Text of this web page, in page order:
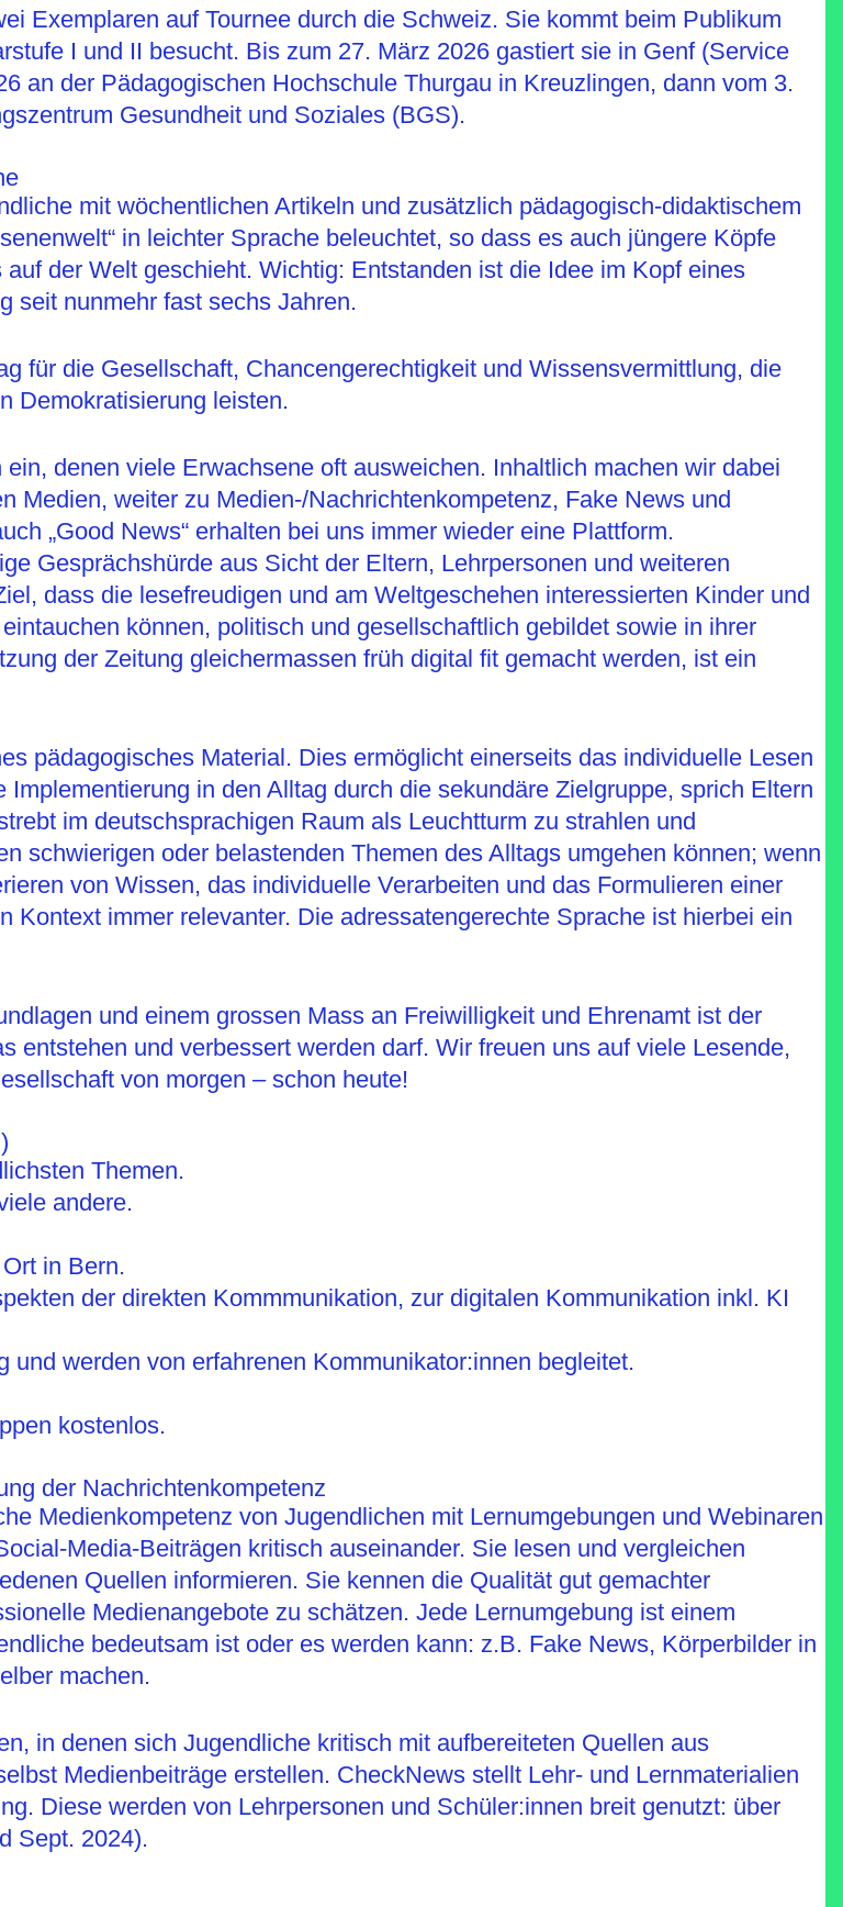
Exemplaren auf Tournee durch die Schweiz. Sie kommt beim Publikum
I und II besucht. Bis zum 27. März 2026 gastiert sie in Genf (Service
an der Pädagogischen Hochschule Thurgau in Kreuzlingen, dann vom 3.
Gesundheit und Soziales (BGS).
mit wöchentlichen Artikeln und zusätzlich pädagogisch-didaktischem
in leichter Sprache beleuchtet, so dass es auch jüngere Köpfe
der Welt geschieht. Wichtig: Entstanden ist die Idee im Kopf eines
seit nunmehr fast sechs Jahren.
für die Gesellschaft, Chancengerechtigkeit und Wissensvermittlung, die
Demokratisierung leisten.
denen viele Erwachsene oft ausweichen. Inhaltlich machen wir dabei
Medien, weiter zu Medien-/Nachrichtenkompetenz, Fake News und
„Good News“ erhalten bei uns immer wieder eine Plattform.
Gesprächshürde aus Sicht der Eltern, Lehrpersonen und weiteren
dass die lesefreudigen und am Weltgeschehen interessierten Kinder und
können, politisch und gesellschaftlich gebildet sowie in ihrer
der Zeitung gleichermassen früh digital fit gemacht werden, ist ein
pädagogisches Material. Dies ermöglicht einerseits das individuelle Lesen
in den Alltag durch die sekundäre Zielgruppe, sprich Eltern
im deutschsprachigen Raum als Leuchtturm zu strahlen und
schwierigen oder belastenden Themen des Alltags umgehen können; wenn
von Wissen, das individuelle Verarbeiten und das Formulieren einer
immer relevanter. Die adressatengerechte Sprache ist hierbei ein
und einem grossen Mass an Freiwilligkeit und Ehrenamt ist der
entstehen und verbessert werden darf. Wir freuen uns auf viele Lesende,
von morgen – schon heute!
Themen.
andere.
in Bern.
der direkten Kommmunikation, zur digitalen Kommunikation inkl. KI
werden von erfahrenen Kommunikator:innen begleitet.
kostenlos.
der Nachrichtenkompetenz
Medienkompetenz von Jugendlichen mit Lernumgebungen und Webinaren
Media-Beiträgen kritisch auseinander. Sie lesen und vergleichen
Quellen informieren. Sie kennen die Qualität gut gemachter
Medienangebote zu schätzen. Jede Lernumgebung ist einem
bedeutsam ist oder es werden kann: z.B. Fake News, Körperbilder in
machen.
in denen sich Jugendliche kritisch mit aufbereiteten Quellen aus
Medienbeiträge erstellen. CheckNews stellt Lehr- und Lernmaterialien
Diese werden von Lehrpersonen und Schüler:innen breit genutzt: über
Sept. 2024).